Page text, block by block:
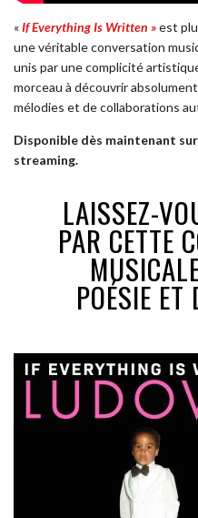
«If Everything Is Written »est
une véritable conversation
unis par une complicité
morceau à découvrir
mélodies et de collaborations
Disponible dès maintenant
streaming.
LAISSEZ-
PAR CETTE
POÉSIE ET